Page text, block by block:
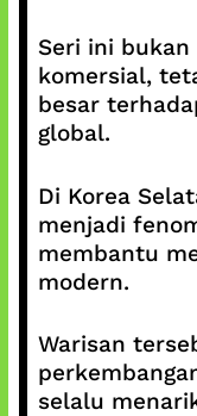
Seri ini bukan
komersial,
besar
global.
Di Korea
menjadi
membantu
modern.
Warisan
selalu